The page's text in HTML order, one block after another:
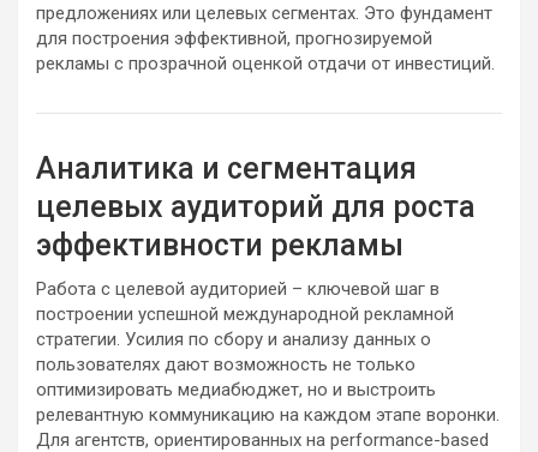
предложениях или целевых сегментах. Это фундамент
для построения эффективной, прогнозируемой
рекламы с прозрачной оценкой отдачи от инвестиций.
Аналитика и сегментация
целевых аудиторий для роста
эффективности рекламы
Работа с целевой аудиторией – ключевой шаг в
построении успешной международной рекламной
стратегии. Усилия по сбору и анализу данных о
пользователях дают возможность не только
оптимизировать медиабюджет, но и выстроить
релевантную коммуникацию на каждом этапе воронки.
Для агентств, ориентированных на performance-based